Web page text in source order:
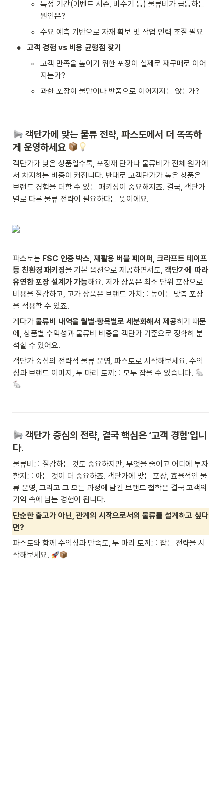
◦
특정 기간(이벤트 시즌, 비수기 등) 물류비가 급등하는
원인은?
◦ 수요 예측 기반으로 자재 확보 및 작업 인력 조절 필요
• 고객 경험 vs 비용 균형점 찾기
◦
고객 만족을 높이기 위한 포장이 실제로 재구매로 이어
지는가?
◦ 과한 포장이 불만이나 반품으로 이어지지는 않는가?
객단가에 맞는 물류 전략, 파스토에서 더 똑똑하
게 운영하세요
객단가가 낮은 상품일수록, 포장재 단가나 물류비가 전체 원가에
서 차지하는 비중이 커집니다. 반대로 고객단가가 높은 상품은
브랜드 경험을 더할 수 있는 패키징이 중요해지죠. 결국, 객단가
별로 다른 물류 전략이 필요하다는 뜻이에요.
파스토는 FSC 인증 박스, 재활용 버블 페이퍼, 크라프트 테이프
등 친환경 패키징을 기본 옵션으로 제공하면서도, 객단가에 따라
유연한 포장 설계가 가능해요. 저가 상품은 최소 단위 포장으로
비용을 절감하고, 고가 상품은 브랜드 가치를 높이는 맞춤 포장
을 적용할 수 있죠.
게다가 물류비 내역을 월별·항목별로 세분화해서 제공하기 때문
에, 상품별 수익성과 물류비 비중을 객단가 기준으로 정확히 분
석할 수 있어요.
객단가 중심의 전략적 물류 운영, 파스토로 시작해보세요. 수익
성과 브랜드 이미지, 두 마리 토끼를 모두 잡을 수 있습니다.
객단가 중심의 전략, 결국 핵심은 ‘고객 경험’입니
다.
물류비를 절감하는 것도 중요하지만, 무엇을 줄이고 어디에 투자
할지를 아는 것이 더 중요하죠. 객단가에 맞는 포장, 효율적인 물
류 운영, 그리고 그 모든 과정에 담긴 브랜드 철학은 결국 고객의
기억 속에 남는 경험이 됩니다.
단순한 출고가 아닌, 관계의 시작으로서의 물류를 설계하고 싶다
면?
파스토와 함께 수익성과 만족도, 두 마리 토끼를 잡는 전략을 시
작해보세요.